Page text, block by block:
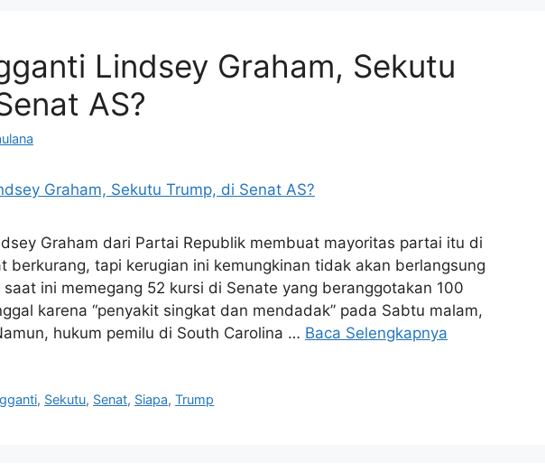
Lindsey Graham, Sekutu
AS?
Graham dari Partai Republik membuat mayoritas partai itu di
berkurang, tapi kerugian ini kemungkinan tidak akan berlangsung
ini memegang 52 kursi di Senate yang beranggotakan 100
karena “penyakit singkat dan mendadak” pada Sabtu malam,
hukum pemilu di South Carolina … Baca Selengkapnya
, Sekutu, Senat, Siapa,Trump